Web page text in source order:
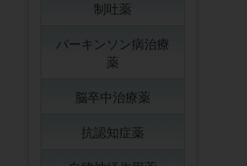
制吐薬
パーキンソン病治療
薬
脳卒中治療薬
抗認知症薬